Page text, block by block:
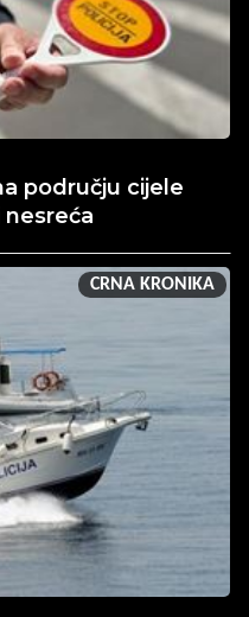
području cijele
nesreća
CRNA KRONIKA